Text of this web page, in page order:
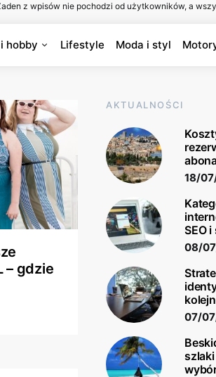
z wpisów nie pochodzi od użytkowników, a
hobby Lifestyle Moda i styl
– gdzie
AKTUALNOŚCI
18/
SEO
08/
07/